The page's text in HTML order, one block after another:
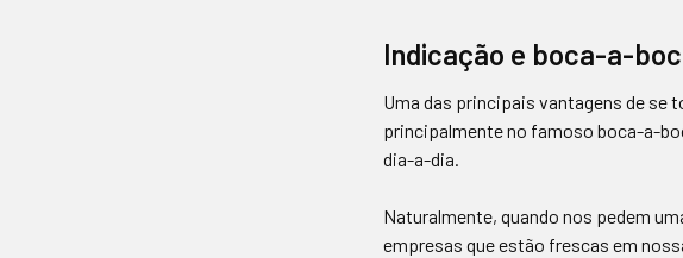
Indicação e boca-a-
Uma das principais vantagens de se
principalmente no famoso boca-a-
dia-a-dia.
Naturalmente, quando nos pedem
empresas que estão frescas em